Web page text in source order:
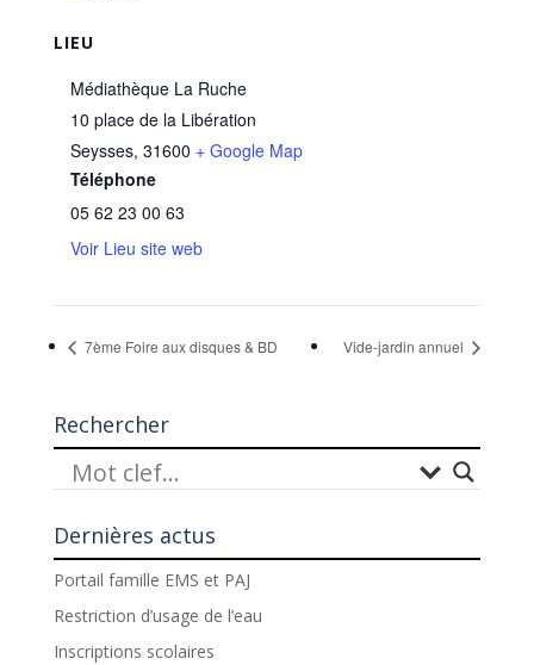
LIEU
Médiathèque La Ruche
10 place de la Libération
Seysses, 31600 + Google Map
Téléphone
05 62 23 00 63
Voir Lieu site web
7ème Foire aux disques & BD Vide-jardin annuel
Rechercher
Dernières actus
Portail famille EMS et PAJ
Restriction d’usage de l’eau
Inscriptions scolaires